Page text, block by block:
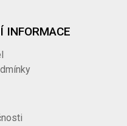
INFORMACE